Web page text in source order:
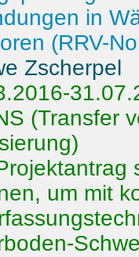
in
(RRV-
Zscherpel
(Transfer
um mit